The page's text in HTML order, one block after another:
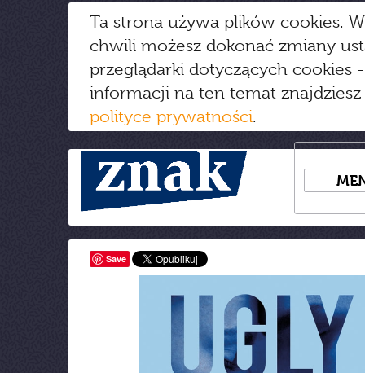
Ta strona używa plików cookies.
chwili możesz dokonać zmiany
przeglądarki dotyczących cookies
informacji na ten temat
polityce prywatności.
Save